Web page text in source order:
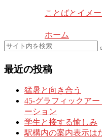
ことばとイメ
ホーム
最近の投稿
猛暑と向き合う
45-グラフィックア
ーション
学生と接する愉しみ
駅構内の案内表示は